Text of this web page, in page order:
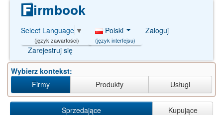
Select Language ▼
(język zawartości)
Polski
(język interfejsu)
Zaloguj
Zarejestruj się
Wybierz kontekst:
Firmy
Produkty Usługi
Sprzedające Kupujące